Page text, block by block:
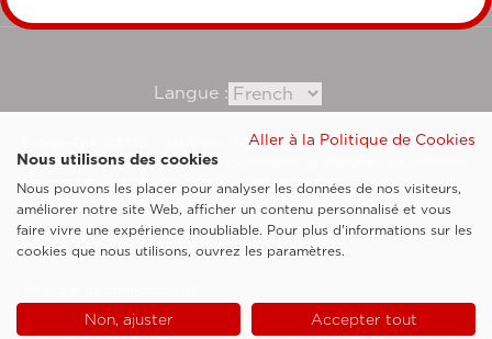
Langue :
Esaote SpA ©2026 - Vat Code IT05131180969
Société soumise à la gestion et à la coordination de Shanghai Luzi Enterprise
Management Consultancy Center (Limited Partnership)
Clauses légales
Cookie Policy
Aller à la Politique de Cookies
Nous utilisons des cookies
Nous pouvons les placer pour analyser les données de nos visiteurs,
améliorer notre site Web, afficher un contenu personnalisé et vous
faire vivre une expérience inoubliable. Pour plus d'informations sur les
cookies que nous utilisons, ouvrez les paramètres.
Non, ajuster Accepter tout